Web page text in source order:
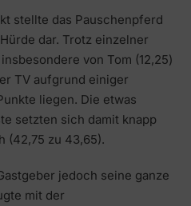
stellte das Pauschenpferd
dar. Trotz einzelner
von Tom (12,25)
TV aufgrund einiger
liegen. Die etwas
setzten sich damit knapp
(42,75 zu 43,65).
jedoch seine ganze
mit der